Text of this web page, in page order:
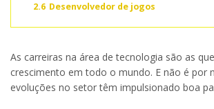
2.6 Desenvolvedor de jogos
As carreiras na área de tecnologia são as
crescimento em todo o mundo. E não é por
evoluções no setor têm impulsionado boa